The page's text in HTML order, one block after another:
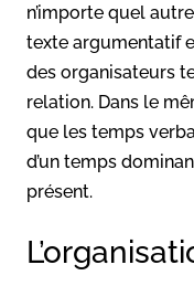
n’importe quel
texte argumentatif
des organisateurs
relation. Dans le
que les temps
d’un temps
présent.